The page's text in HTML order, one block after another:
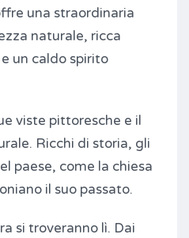
una straordinaria
naturale, ricca
un caldo spirito
viste pittoresche e il
Ricchi di storia, gli
paese, come la chiesa
il suo passato.
si troveranno lì. Dai